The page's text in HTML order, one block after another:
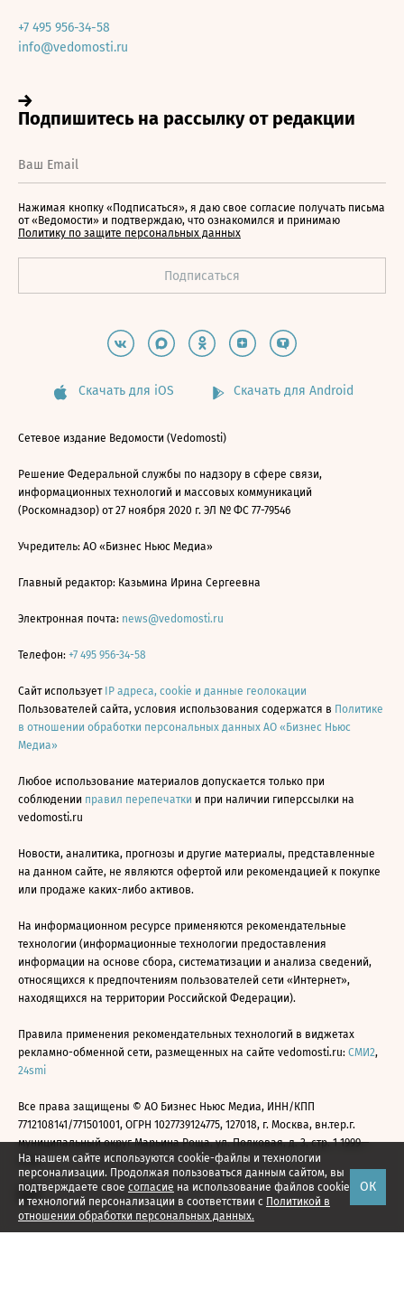
На нашем сайте используются cookie-файлы и технологии
персонализации. Продолжая пользоваться данным сайтом, вы
подтверждаете свое согласие на использование файлов cookie
и технологий персонализации в соответствии с Политикой в
отношении обработки персональных данных.
ОК
+7 495 956-34-58
info@vedomosti.ru
Нажимая кнопку «Подписаться», я даю свое согласие получать письма
от «Ведомости» и подтверждаю, что ознакомился и принимаю
Политику по защите персональных данных
Скачать для iOS Скачать для Android
Сетевое издание Ведомости (Vedomosti)
Решение Федеральной службы по надзору в сфере связи,
информационных технологий и массовых коммуникаций
(Роскомнадзор) от 27 ноября 2020 г. ЭЛ № ФС 77-79546
Учредитель: АО «Бизнес Ньюс Медиа»
Главный редактор: Казьмина Ирина Сергеевна
Электронная почта: news@vedomosti.ru
Телефон: +7 495 956-34-58
Сайт использует IP адреса, cookie и данные геолокации
Пользователей сайта, условия использования содержатся в Политике
в отношении обработки персональных данных АО «Бизнес Ньюс
Медиа»
Любое использование материалов допускается только при
соблюдении правил перепечатки и при наличии гиперссылки на
vedomosti.ru
Новости, аналитика, прогнозы и другие материалы, представленные
на данном сайте, не являются офертой или рекомендацией к покупке
или продаже каких-либо активов.
На информационном ресурсе применяются рекомендательные
технологии (информационные технологии предоставления
информации на основе сбора, систематизации и анализа сведений,
относящихся к предпочтениям пользователей сети «Интернет»,
находящихся на территории Российской Федерации).
Правила применения рекомендательных технологий в виджетах
рекламно-обменной сети, размещенных на сайте vedomosti.ru: СМИ2,
24smi
Все права защищены © АО Бизнес Ньюс Медиа, ИНН/КПП
7712108141/771501001, ОГРН 1027739124775, 127018, г. Москва, вн.тер.г.
муниципальный округ Марьина Роща, ул. Полковая, д. 3, стр. 1 1999—
2026